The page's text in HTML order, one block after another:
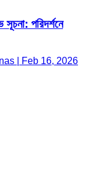
পরিদর্শনে
| Feb 16, 2026